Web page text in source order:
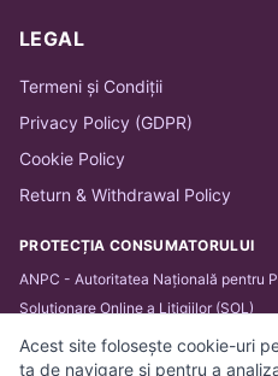
LEGAL
Termeni și Condiții
Privacy Policy (GDPR)
Cookie Policy
Return & Withdrawal Policy
PROTECȚIA CONSUMATORULUI
ANPC - Autoritatea Națională pentru
Soluționare Online a Litigiilor (SOL)
Acest site folosește cookie-uri
ta de navigare și pentru a